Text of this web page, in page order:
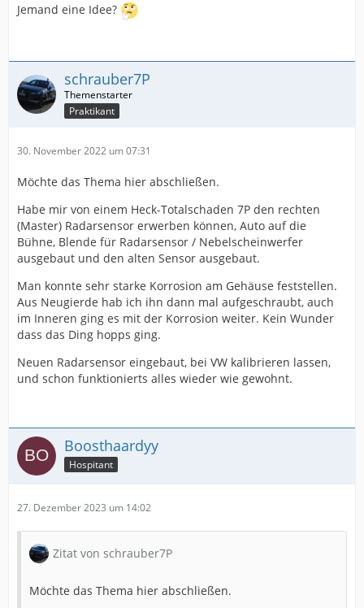
Jemand eine Idee?
schrauber7P
Praktikant
30. November 2022 um 07:31
Möchte das Thema hier abschließen.
Habe mir von einem Heck-Totalschaden 7P den rechten
(Master) Radarsensor erwerben können, Auto auf die
Bühne, Blende für Radarsensor / Nebelscheinwerfer
ausgebaut und den alten Sensor ausgebaut.
Man konnte sehr starke Korrosion am Gehäuse feststellen.
Aus Neugierde hab ich ihn dann mal aufgeschraubt, auch
im Inneren ging es mit der Korrosion weiter. Kein Wunder
dass das Ding hopps ging.
Neuen Radarsensor eingebaut, bei VW kalibrieren lassen,
und schon funktionierts alles wieder wie gewohnt.
Boosthaardyy
Hospitant
27. Dezember 2023 um 14:02
Zitat von schrauber7P
Möchte das Thema hier abschließen.